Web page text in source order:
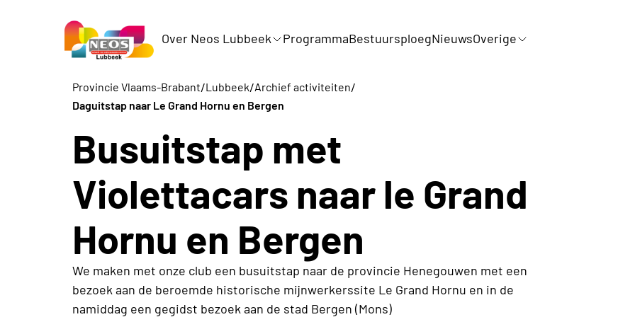
Over Neos Lubbeek ProgrammaBestuursploegNieuwsOverige
Provincie Vlaams-Brabant/Lubbeek/Archief activiteiten/
Daguitstap naar Le Grand Hornu en Bergen
Busuitstap met
Violettacars naar le Grand
Hornu en Bergen
We maken met onze club een busuitstap naar de provincie Henegouwen met een
bezoek aan de beroemde historische mijnwerkerssite Le Grand Hornu en in de
namiddag een gegidst bezoek aan de stad Bergen (Mons)